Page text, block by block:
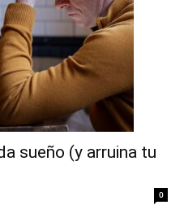
sueño (y arruina tu
0